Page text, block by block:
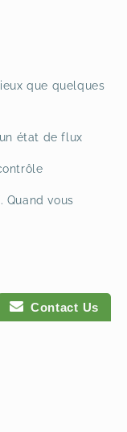
que quelques
état de flux
Quand vous
Contact Us